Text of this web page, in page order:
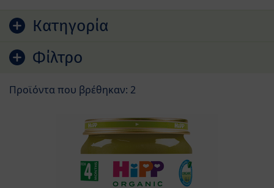
Μετάβαση στη λίστα προϊόντων
Кατηγορία
Фίλτρο
Προϊόντα που βρέθηκαν: 2